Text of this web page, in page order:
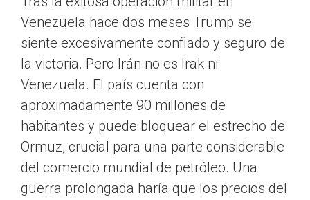
Venezuela hace dos meses Trump se
siente excesivamente confiado y seguro de
la victoria. Pero Irán no es Irak ni
Venezuela. El país cuenta con
aproximadamente 90 millones de
habitantes y puede bloquear el estrecho de
Ormuz, crucial para una parte considerable
del comercio mundial de petróleo. Una
guerra prolongada haría que los precios del